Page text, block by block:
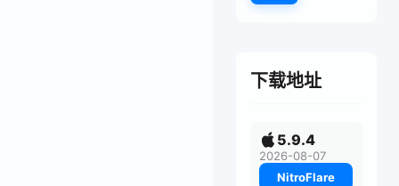
下载地址
5.9.4
2026-08-07
NitroFlare